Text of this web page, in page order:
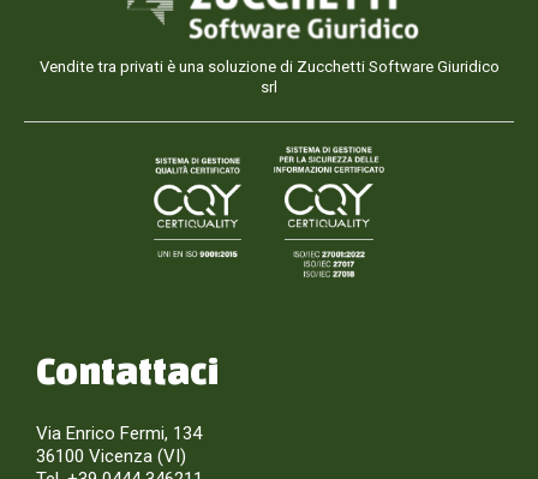
Vendite tra privati è una soluzione di Zucchetti Software Giuridico
srl
Contattaci
Via Enrico Fermi, 134
36100 Vicenza (VI)